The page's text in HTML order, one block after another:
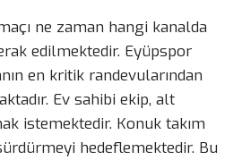
ne zaman hangi kanalda
edilmektedir. Eyüpspor
en kritik randevularından
Ev sahibi ekip, alt
istemektedir. Konuk takım
hedeflemektedir. Bu